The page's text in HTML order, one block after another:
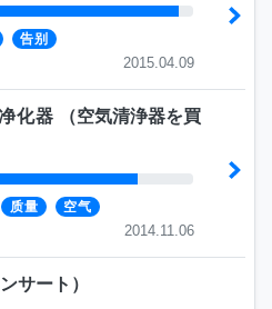
告别
2015.04.09
化器 （空気清浄器を買
质量 空气
2014.11.06
サート ）